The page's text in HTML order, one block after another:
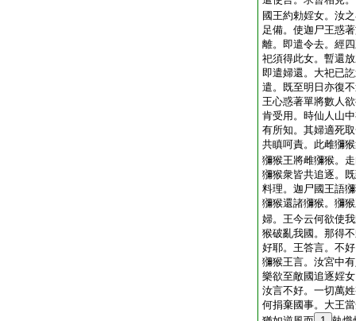
國王約勅婬女。汝
足備。使迦尸王惑
離。即遣令去。經
祀須得此女。暫還
即遣婦還。大祀已
遣。既至明日亦復
王心惑著單將數人
肯受用。時仙人山
有所知。其婦適死
共瞋呵責。此雌獼
獼猴王將雌獼猴。
獼猴衆皆共追逐。
料理。迦尸國王語
獼猴還諸獼猴。獼
婦。王今云何欲使
猴破亂我國。那得
好耶。王答言。不
獼猴王言。汝宮中
樂欲至敵國追逐婬
汝言不好。一切萬
何捐棄國事。大王